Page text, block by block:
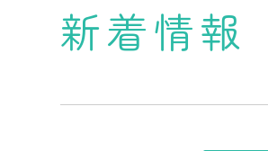
新着情報